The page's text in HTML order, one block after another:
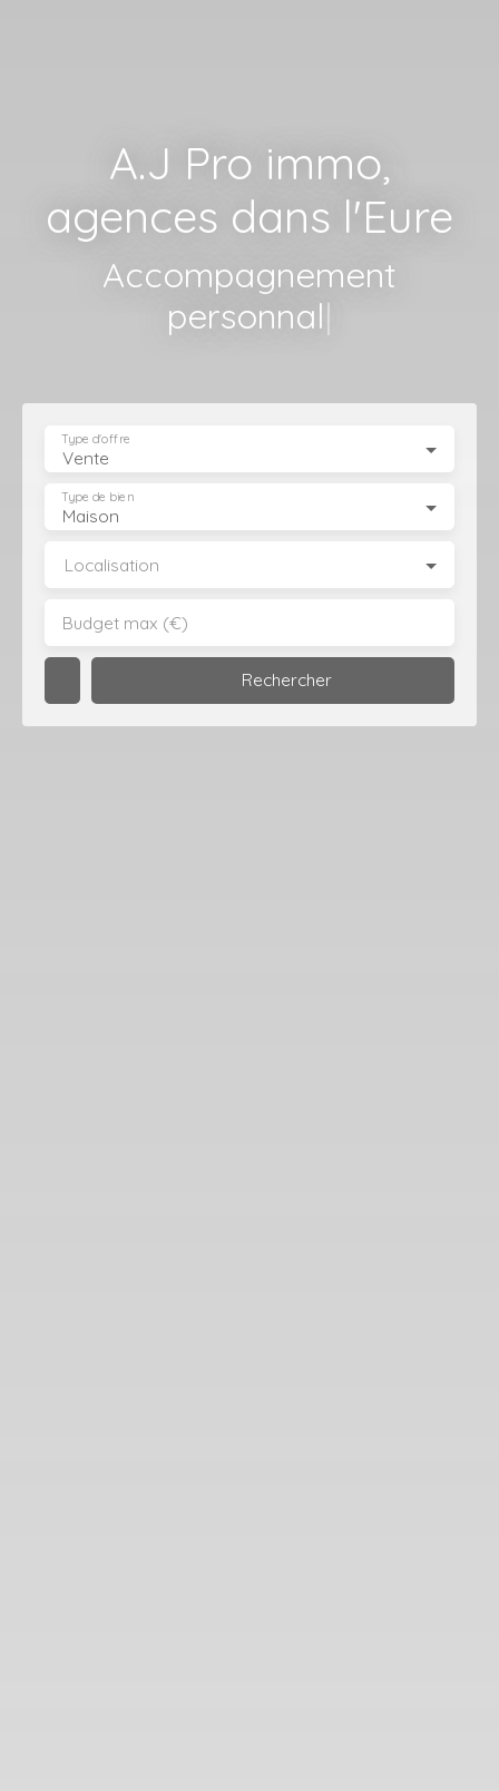
A.J Pro immo,
agences dans l'Eure
Accompagnement
personnalisé,
Vente
Type d'offre
Maison
Type de bien
Localisation
Budget max (€)
Rechercher